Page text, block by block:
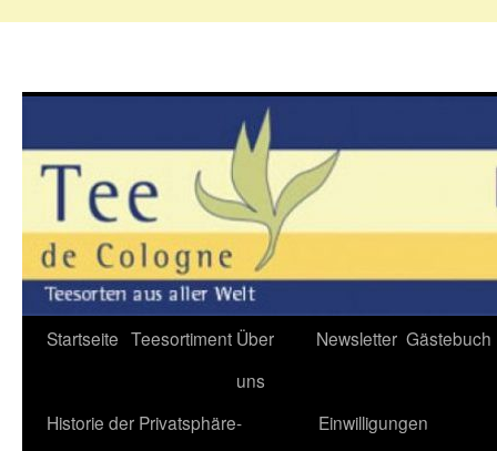
Zum
springen
Startseite Teesortiment Über
uns
Newsletter Gästebuch
Historie der Privatsphäre-
Einwilligungen